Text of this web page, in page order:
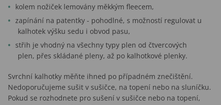
kolem nožiček lemovány měkkým fleecem,
zapínání na patentky - pohodlné, s možností regulovat u
kalhotek výšku sedu i obvod pasu,
střih je vhodný na všechny typy plen od čtvercových
plen, přes skládané pleny, až po kalhotkové plenky.
Svrchní kalhotky měňte ihned po případném znečištění.
Nedoporučujeme sušit v sušičce, na topení nebo na sluníčku.
Pokud se rozhodnete pro sušení v sušičce nebo na topení,